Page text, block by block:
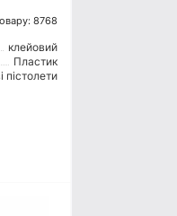
8768
клейовий
Пластик
пістолети